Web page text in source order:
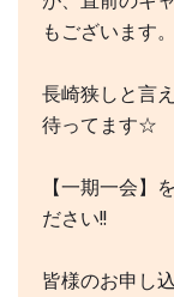
もございます。
長崎狭しと言
待ってます☆
【一期一会】
ださい!!
皆様のお申し